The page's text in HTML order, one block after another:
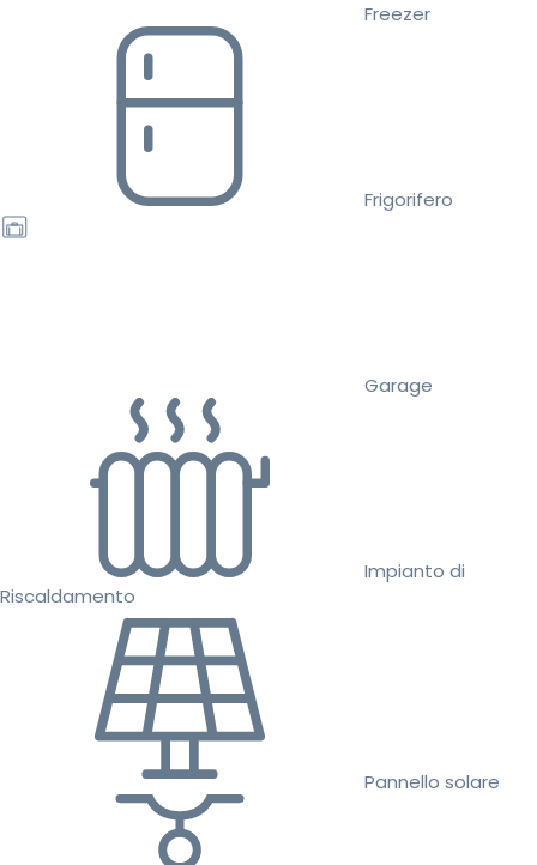
Freezer
Frigorifero
Garage
Impianto di
Riscaldamento
Pannello solare